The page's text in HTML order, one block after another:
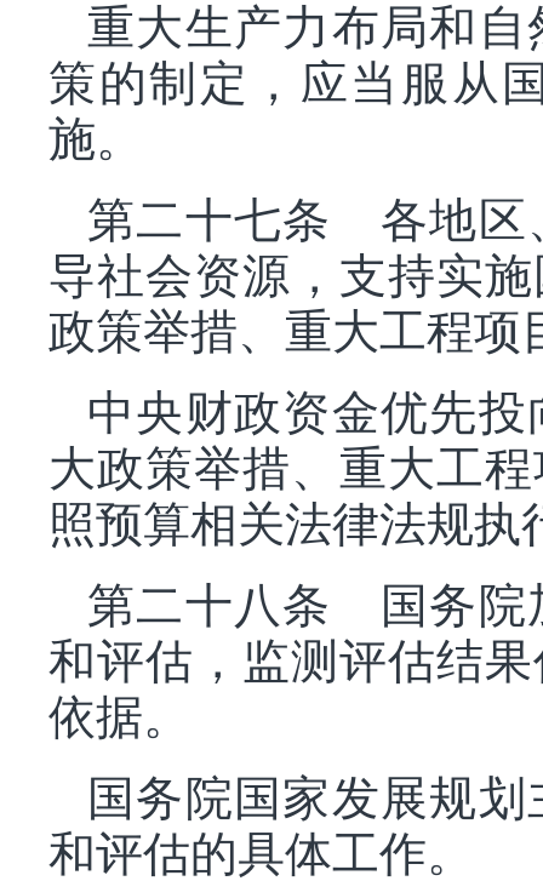
重大生产力布局和
策的制定，应当服从
施。
第二十七条 各地区
导社会资源，支持实
政策举措、重大工程项
中央财政资金优先
大政策举措、重大工
照预算相关法律法规执
第二十八条 国务院
和评估，监测评估结
依据。
国务院国家发展规
和评估的具体工作。